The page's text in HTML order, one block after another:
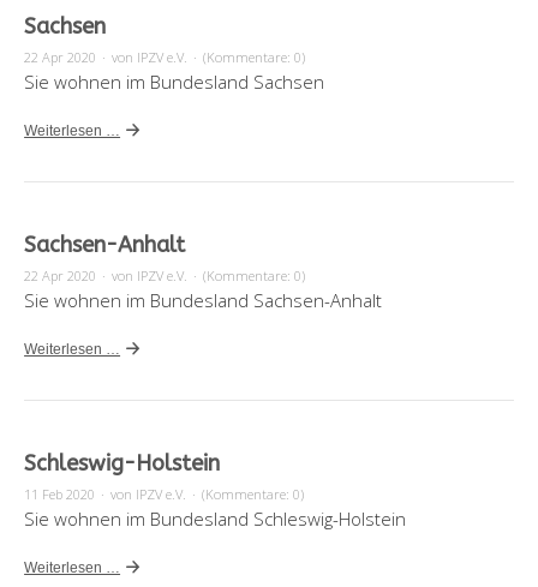
Sachsen
22 Apr 2020 · von IPZV e.V. · (Kommentare: 0)
Sie wohnen im Bundesland Sachsen
Weiterlesen …
Sachsen-Anhalt
22 Apr 2020 · von IPZV e.V. · (Kommentare: 0)
Sie wohnen im Bundesland Sachsen-Anhalt
Weiterlesen …
Schleswig-Holstein
11 Feb 2020 · von IPZV e.V. · (Kommentare: 0)
Sie wohnen im Bundesland Schleswig-Holstein
Weiterlesen …